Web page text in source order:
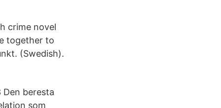
crime novel
together to
(Swedish).
Den beresta
som